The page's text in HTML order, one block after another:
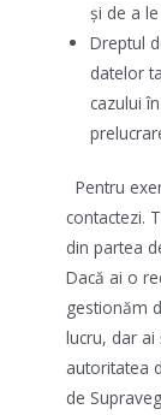
și de a
Dreptul
datelor
cazului
Pentru
contactezi.
din partea
Dacă ai o
gestionăm
lucru, dar
autoritatea
de